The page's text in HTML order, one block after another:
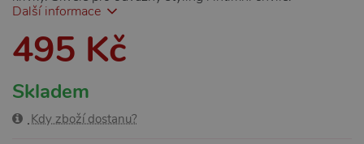
Další informace
495 Kč
Skladem
Kdy zboží dostanu?